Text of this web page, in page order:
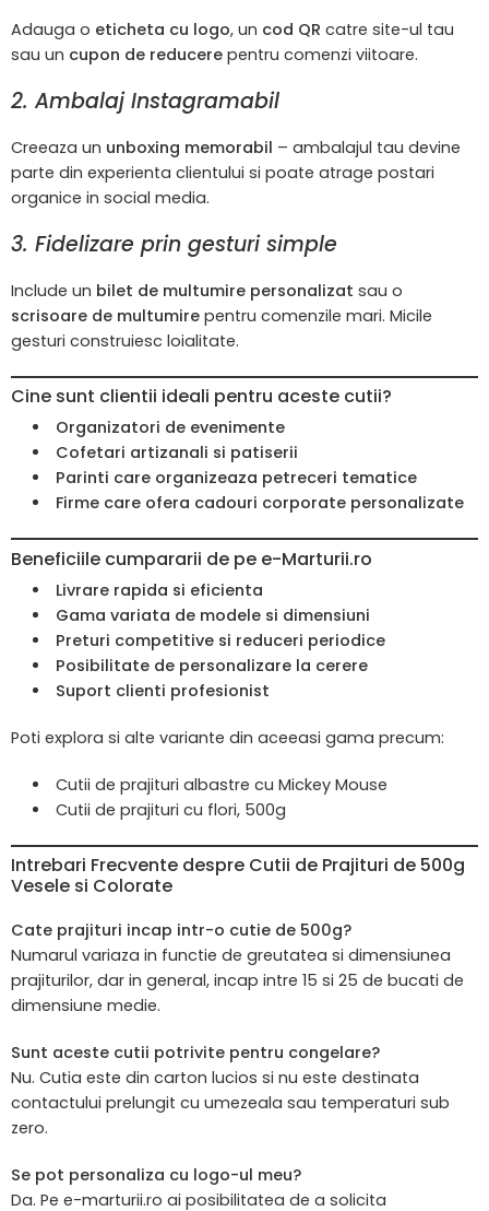
Adauga o eticheta cu logo, un cod QR catre site-ul tau
sau un cupon de reducere pentru comenzi viitoare.
2. Ambalaj Instagramabil
Creeaza un unboxing memorabil – ambalajul tau devine
parte din experienta clientului si poate atrage postari
organice in social media.
3. Fidelizare prin gesturi simple
Include un bilet de multumire personalizat sau o
scrisoare de multumire pentru comenzile mari. Micile
gesturi construiesc loialitate.
Cine sunt clientii ideali pentru aceste cutii?
Organizatori de evenimente
Cofetari artizanali si patiserii
Parinti care organizeaza petreceri tematice
Firme care ofera cadouri corporate personalizate
Beneficiile cumpararii de pe e-Marturii.ro
Livrare rapida si eficienta
Gama variata de modele si dimensiuni
Preturi competitive si reduceri periodice
Posibilitate de personalizare la cerere
Suport clienti profesionist
Poti explora si alte variante din aceeasi gama precum:
Cutii de prajituri albastre cu Mickey Mouse
Cutii de prajituri cu flori, 500g
Intrebari Frecvente despre Cutii de Prajituri de 500g
Vesele si Colorate
Cate prajituri incap intr-o cutie de 500g?
Numarul variaza in functie de greutatea si dimensiunea
prajiturilor, dar in general, incap intre 15 si 25 de bucati de
dimensiune medie.
Sunt aceste cutii potrivite pentru congelare?
Nu. Cutia este din carton lucios si nu este destinata
contactului prelungit cu umezeala sau temperaturi sub
zero.
Se pot personaliza cu logo-ul meu?
Da. Pe e-marturii.ro ai posibilitatea de a solicita